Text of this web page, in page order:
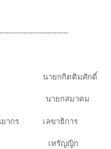
ยกกิตติมศักดิ์
นายกสมาคม
กร เลขาธิการ
กิจ เหรัญญิก